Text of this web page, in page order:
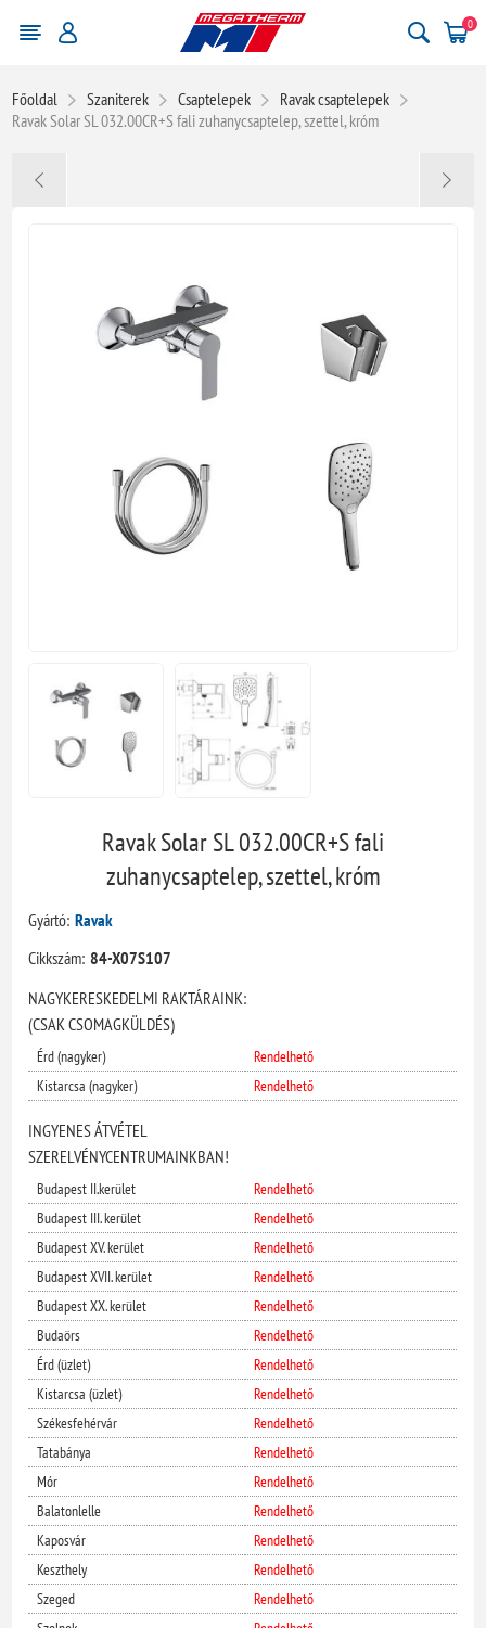
0
Főoldal Szaniterek Csaptelepek
Ravak csaptelepek
Ravak Solar SL 032.00CR+S fali zuhanycsaptelep, szettel, króm
Ravak Solar SL 032.00CR+S fali
zuhanycsaptelep, szettel, króm
Gyártó: Ravak
Cikkszám: 84-X07S107
NAGYKERESKEDELMI RAKTÁRAINK:
(CSAK CSOMAGKÜLDÉS)
Érd (nagyker)
Rendelhető
Kistarcsa (nagyker)
Rendelhető
INGYENES ÁTVÉTEL
SZERELVÉNYCENTRUMAINKBAN!
Budapest II.kerület
Rendelhető
Budapest III. kerület
Rendelhető
Budapest XV. kerület
Rendelhető
Budapest XVII. kerület
Rendelhető
Budapest XX. kerület
Rendelhető
Budaörs
Rendelhető
Érd (üzlet)
Rendelhető
Kistarcsa (üzlet)
Rendelhető
Székesfehérvár
Rendelhető
Tatabánya
Rendelhető
Mór
Rendelhető
Balatonlelle
Rendelhető
Kaposvár
Rendelhető
Keszthely
Rendelhető
Szeged
Rendelhető